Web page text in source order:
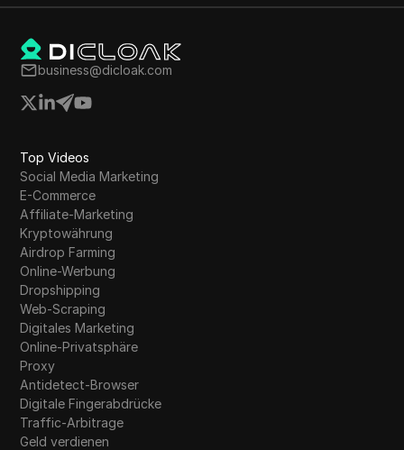
business@dicloak.com
Top Videos
Social Media Marketing
E-Commerce
Affiliate-Marketing
Kryptowährung
Airdrop Farming
Online-Werbung
Dropshipping
Web-Scraping
Digitales Marketing
Online-Privatsphäre
Proxy
Antidetect-Browser
Digitale Fingerabdrücke
Traffic-Arbitrage
Geld verdienen